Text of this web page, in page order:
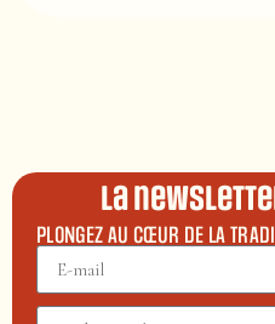
La
PLONGEZ AU CŒUR DE LA